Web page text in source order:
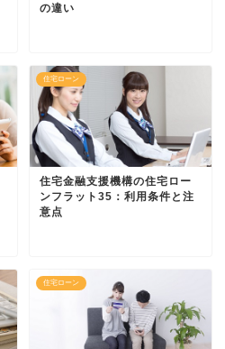
の違い
住宅ローン
住宅金融支援機構の住宅ロー
ンフラット35：利用条件と注
意点
住宅ローン